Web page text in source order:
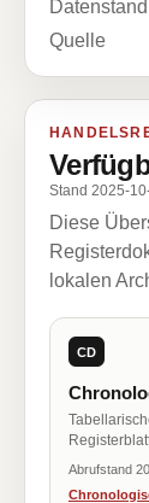
Datenstand
Quelle
Stand 2025-
Diese
lokalen
CD
Abrufstand